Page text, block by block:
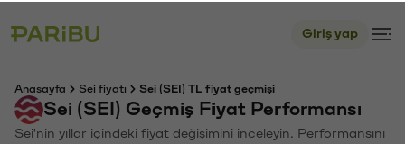
Giriş yap
Anasayfa Sei fiyatı Sei (SEI) TL fiyat geçmişi
Sei (SEI) Geçmiş Fiyat Performansı
Sei'nin yıllar içindeki fiyat değişimini inceleyin. Performansını